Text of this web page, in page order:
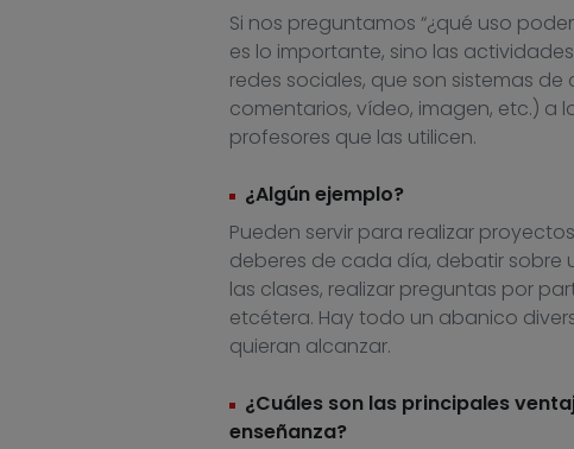
Si nos preguntamos “¿qué uso
es lo importante, sino las
redes sociales, que son sistemas
comentarios, vídeo, imagen, etc.) a
profesores que las utilicen.
¿Algún ejemplo?
Pueden servir para realizar
deberes de cada día, debatir sobre
las clases, realizar preguntas por
etcétera. Hay todo un abanico
quieran alcanzar.
¿Cuáles son las principales
enseñanza?